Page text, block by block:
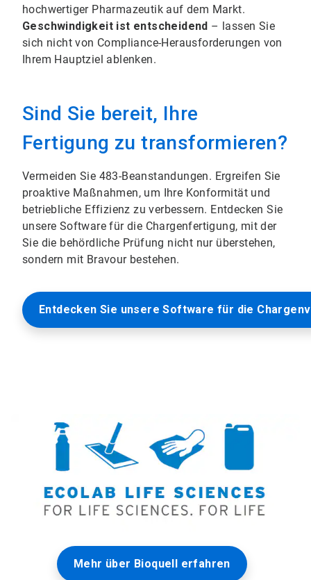
hochwertiger Pharmazeutik auf dem Markt.
Geschwindigkeit ist entscheidend – lassen Sie
sich nicht von Compliance-Herausforderungen von
Ihrem Hauptziel ablenken.
Sind Sie bereit, Ihre
Fertigung zu transformieren?
Vermeiden Sie 483-Beanstandungen. Ergreifen Sie
proaktive Maßnahmen, um Ihre Konformität und
betriebliche Effizienz zu verbessern. Entdecken Sie
unsere Software für die Chargenfertigung, mit der
Sie die behördliche Prüfung nicht nur überstehen,
sondern mit Bravour bestehen.
Entdecken Sie unsere Software für die
Mehr über Bioquell erfahren